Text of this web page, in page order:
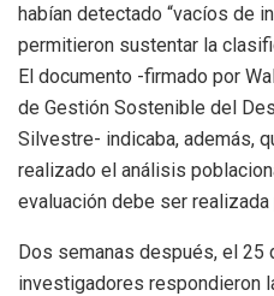
habían detectado “vacíos de
permitieron sustentar la
El documento -firmado por
de Gestión Sostenible del
Silvestre- indicaba, además,
realizado el análisis
evaluación debe ser realizada
Dos semanas después, el 25
investigadores respondieron